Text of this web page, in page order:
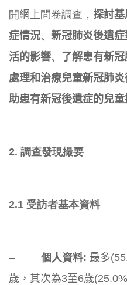
開網上 問卷調查， 探討基
症情況、 新冠肺炎後遺
活的影響、 了解患有新
處理和治療兒童新冠肺
助患有新冠後遺症的兒
2. 調查發現撮要
2.1 受訪者基本資料
– 個人資料: 最多
歲，其次為3至6歲(